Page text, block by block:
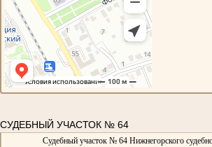
СУДЕБНЫЙ УЧАСТОК № 64
Судебный участок № 64 Нижнегорского